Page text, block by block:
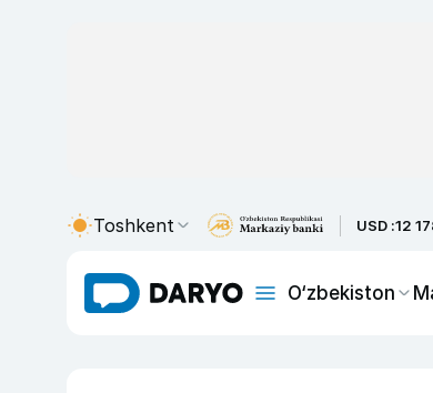
Toshkent USD :12
O‘zbekiston